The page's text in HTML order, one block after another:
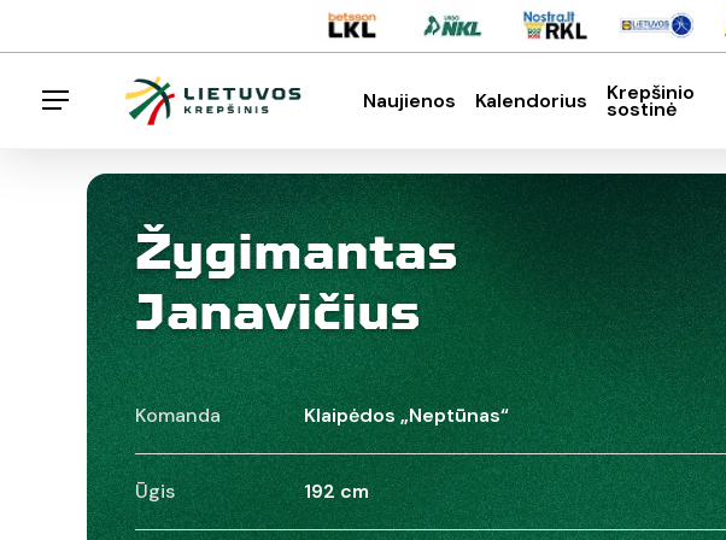
to
Spauskite enter klavišą norėdami ieškoti arba ESC, kad nutrauktumėte
Menu
Naujienos Kalendorius Krepšinio
sostinė
Žygimantas
Janavičius
Komanda Klaipėdos „Neptūnas“
Ūgis 192 cm